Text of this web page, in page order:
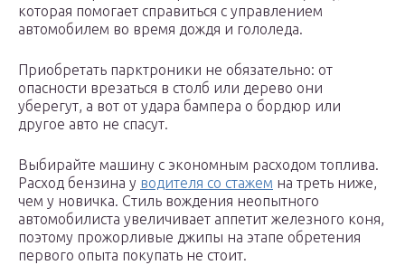
которая помогает справиться с управлением
автомобилем во время дождя и гололеда.
Приобретать парктроники не обязательно: от
опасности врезаться в столб или дерево они
уберегут, а вот от удара бампера о бордюр или
другое авто не спасут.
Выбирайте машину с экономным расходом топлива.
Расход бензина у водителя со стажем на треть ниже,
чем у новичка. Стиль вождения неопытного
автомобилиста увеличивает аппетит железного коня,
поэтому прожорливые джипы на этапе обретения
первого опыта покупать не стоит.